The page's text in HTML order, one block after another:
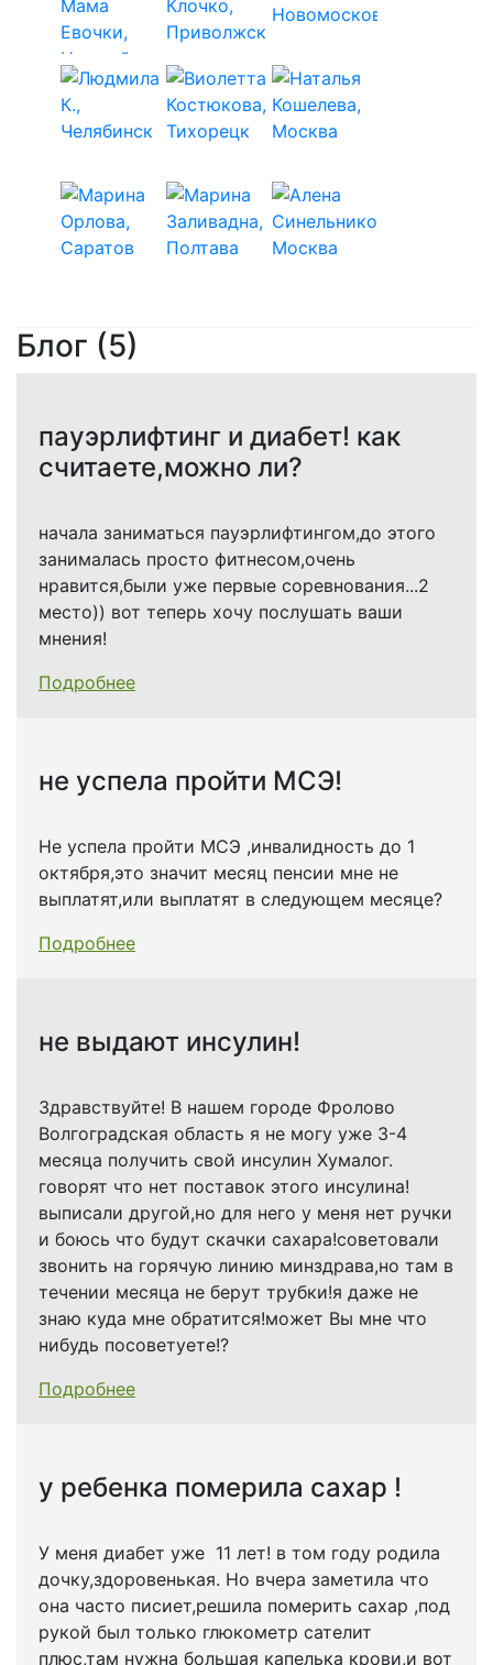
Блог (5)
пауэрлифтинг и диабет! как
считаете,можно ли?
начала заниматься пауэрлифтингом,до этого
занималась просто фитнесом,очень
нравится,были уже первые соревнования...2
место)) вот теперь хочу послушать ваши
мнения!
Подробнее
не успела пройти МСЭ!
​Не успела пройти МСЭ ,инвалидность до 1
октября,это значит месяц пенсии мне не
выплатят,или выплатят в следующем месяце?
Подробнее
не выдают инсулин!
​Здравствуйте! В нашем городе Фролово
Волгоградская область я не могу уже 3-4
месяца получить свой инсулин Хумалог.
говорят что нет поставок этого инсулина!
выписали другой,но для него у меня нет ручки
и боюсь что будут скачки сахара!советовали
звонить на горячую линию минздрава,но там в
течении месяца не берут трубки!я даже не
знаю куда мне обратится!может Вы мне что
нибудь посоветуете!?
Подробнее
у ребенка померила сахар !
​У меня диабет уже 11 лет! в том году родила
дочку,здоровенькая. Но вчера заметила что
она часто писиет,решила померить сахар ,под
рукой был только глюкометр сателит
плюс,там нужна большая капелька крови,и вот